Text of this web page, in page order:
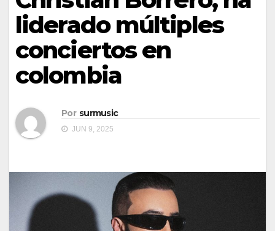
liderado múltiples
conciertos en
colombia
Por surmusic
JUN 9, 2025